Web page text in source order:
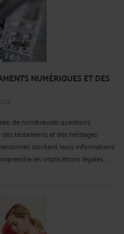
NUMÉRIQUES ET DES
de nombreuses questions
testaments et des héritages
stockent leurs informations
les implications légales ...